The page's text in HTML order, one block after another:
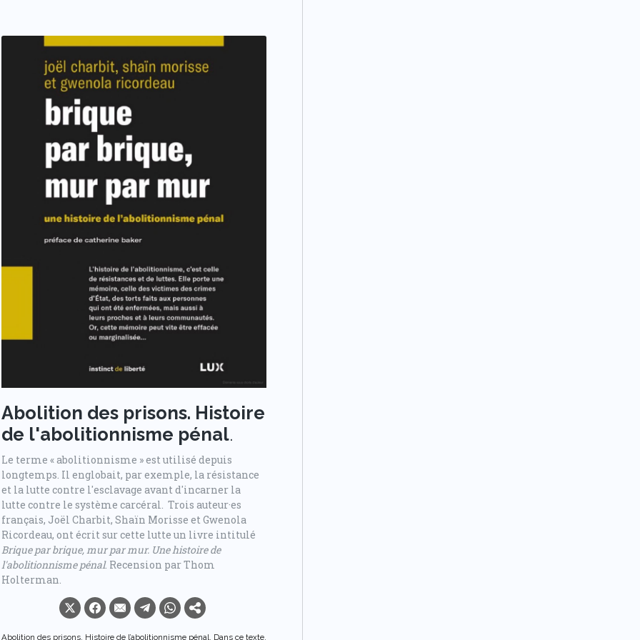
Abolition des prisons. Histoire
de l'abolitionnisme pénal.
Le terme « abolitionnisme » est utilisé depuis
longtemps. Il englobait, par exemple, la résistance
et la lutte contre l'esclavage avant d'incarner la
lutte contre le système carcéral. Trois auteur·es
français, Joël Charbit, Shaïn Morisse et Gwenola
Ricordeau, ont écrit sur cette lutte un livre intitulé
Brique par brique, mur par mur. Une histoire de
l'abolitionnisme pénal. Recension par Thom
Holterman.
Abolition des prisons. Histoire de l’abolitionnisme pénal. Dans ce texte,